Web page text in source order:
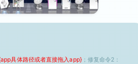
具体路径或者直接拖入app}；修复命令2：